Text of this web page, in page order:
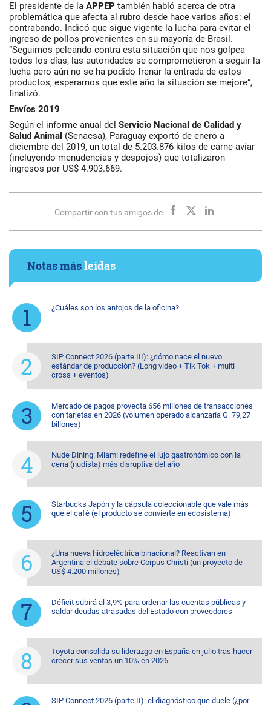
El presidente de la APPEP también habló acerca de otra
problemática que afecta al rubro desde hace varios años: el
contrabando. Indicó que sigue vigente la lucha para evitar el
ingreso de pollos provenientes en su mayoría de Brasil.
“Seguimos peleando contra esta situación que nos golpea
todos los días, las autoridades se comprometieron a seguir la
lucha pero aún no se ha podido frenar la entrada de estos
productos, esperamos que este año la situación se mejore”,
finalizó.
Envíos 2019
Según el informe anual del Servicio Nacional de Calidad y
Salud Animal (Senacsa), Paraguay exportó de enero a
diciembre del 2019, un total de 5.203.876 kilos de carne aviar
(incluyendo menudencias y despojos) que totalizaron
ingresos por US$ 4.903.669.
Compartir con tus amigos de
Notas másleídas
¿Cuáles son los antojos de la oficina?
SIP Connect 2026 (parte III): ¿cómo nace el nuevo
estándar de producción? (Long video + Tik Tok + multi
cross + eventos)
Mercado de pagos proyecta 656 millones de transacciones
con tarjetas en 2026 (volumen operado alcanzaría G. 79,27
billones)
Nude Dining: Miami redefine el lujo gastronómico con la
cena (nudista) más disruptiva del año
Starbucks Japón y la cápsula coleccionable que vale más
que el café (el producto se convierte en ecosistema)
¿Una nueva hidroeléctrica binacional? Reactivan en
Argentina el debate sobre Corpus Christi (un proyecto de
US$ 4.200 millones)
Déficit subirá al 3,9% para ordenar las cuentas públicas y
saldar deudas atrasadas del Estado con proveedores
Toyota consolida su liderazgo en España en julio tras hacer
crecer sus ventas un 10% en 2026
SIP Connect 2026 (parte II): el diagnóstico que duele (¿por